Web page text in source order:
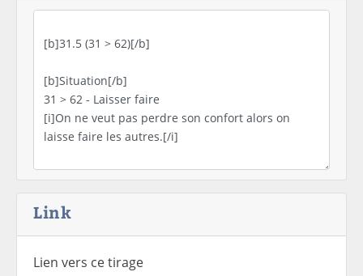
Link
Lien vers ce tirage